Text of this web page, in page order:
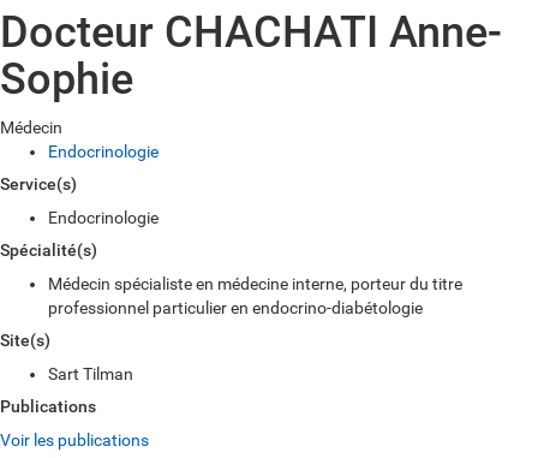
Docteur CHACHATI Anne-
Sophie
Médecin
Endocrinologie
Service(s)
Endocrinologie
Spécialité(s)
Médecin spécialiste en médecine interne, porteur du titre
professionnel particulier en endocrino-diabétologie
Site(s)
Sart Tilman
Publications
Voir les publications